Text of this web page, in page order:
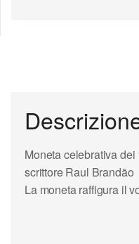
Moneta celebrativa
scrittore Raul Brandão
La moneta raffigura il